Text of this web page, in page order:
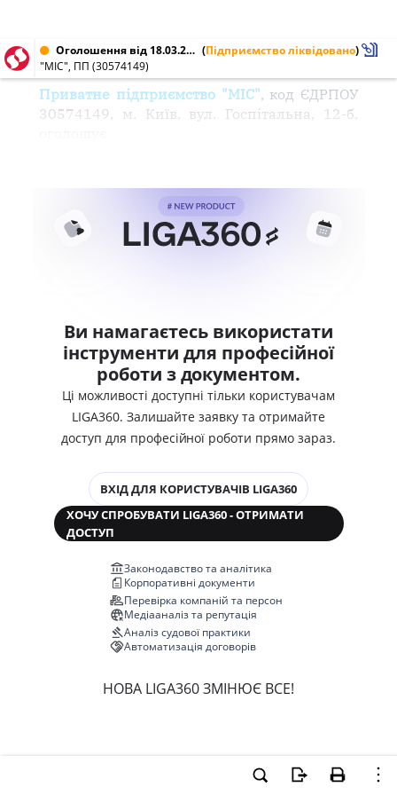
Оголошення від 18.03.2004 № 30574149 (Підприємство ліквідовано)
"МІС", ПП (30574149)
Приватне підприємство "МІС", код ЄДРПОУ
30574149, м. Київ, вул. Госпітальна, 12-б,
Ви намагаєтесь використати
інструменти для професійної
роботи з документом.
Ці можливості доступні тільки користувачам
LIGA360. Залишайте заявку та отримайте
доступ для професійної роботи прямо зараз.
ВХІД ДЛЯ КОРИСТУВАЧІВ LIGA360
ХОЧУ СПРОБУВАТИ LIGA360 - ОТРИМАТИ
ДОСТУП
Законодавство та аналітика
Корпоративні документи
Перевірка компаній та персон
Медіааналіз та репутація
Аналіз судової практики
Автоматизація договорів
НОВА LIGA360 ЗМІНЮЄ ВСЕ!